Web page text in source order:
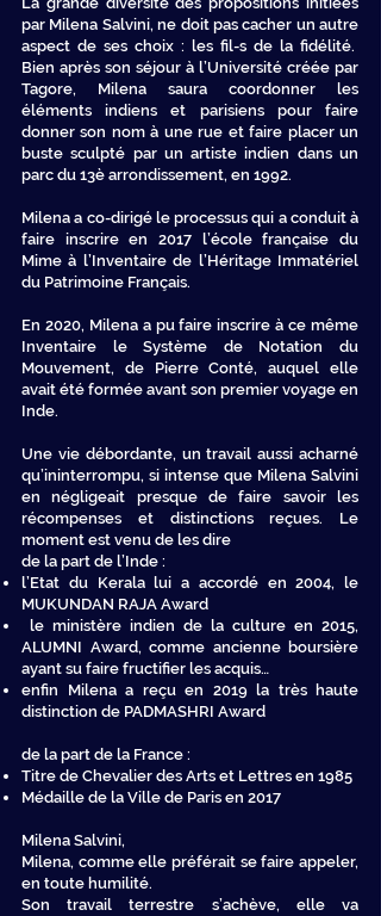
par Milena Salvini, ne doit pas cacher un autre
aspect de ses choix : les fil-s de la fidélité.
Bien après son séjour à l’Université créée par
Tagore, Milena saura coordonner les
éléments indiens et parisiens pour faire
donner son nom à une rue et faire placer un
buste sculpté par un artiste indien dans un
parc du 13è arrondissement, en 1992.
Milena a co-dirigé le processus qui a conduit à
faire inscrire en 2017 l’école française du
Mime à l’Inventaire de l’Héritage Immatériel
du Patrimoine Français.
En 2020, Milena a pu faire inscrire à ce même
Inventaire le Système de Notation du
Mouvement, de Pierre Conté, auquel elle
avait été formée avant son premier voyage en
Inde.
Une vie débordante, un travail aussi acharné
qu’ininterrompu, si intense que Milena Salvini
en négligeait presque de faire savoir les
récompenses et distinctions reçues. Le
moment est venu de les dire
de la part de l’Inde :
l’Etat du Kerala lui a accordé en 2004, le
MUKUNDAN RAJA Award
le ministère indien de la culture en 2015,
ALUMNI Award, comme ancienne boursière
ayant su faire fructifier les acquis…
enfin Milena a reçu en 2019 la très haute
distinction de PADMASHRI Award
de la part de la France :
Titre de Chevalier des Arts et Lettres en 1985
Médaille de la Ville de Paris en 2017
Milena Salvini,
Milena, comme elle préférait se faire appeler,
en toute humilité.
Son travail terrestre s’achève, elle va